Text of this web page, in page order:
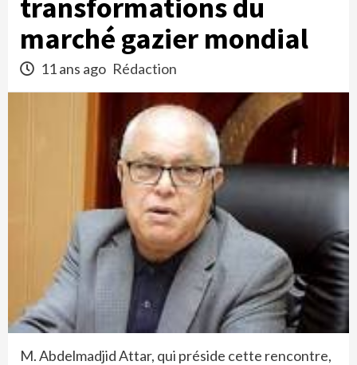
transformations du
marché gazier mondial
11 ans ago Rédaction
M. Abdelmadjid Attar, qui préside cette rencontre,